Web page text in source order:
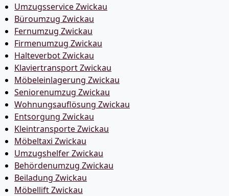
Umzugsservice Zwickau
Büroumzug Zwickau
Fernumzug Zwickau
Firmenumzug Zwickau
Halteverbot Zwickau
Klaviertransport Zwickau
Möbeleinlagerung Zwickau
Seniorenumzug Zwickau
Wohnungsauflösung Zwickau
Entsorgung Zwickau
Kleintransporte Zwickau
Möbeltaxi Zwickau
Umzugshelfer Zwickau
Behördenumzug Zwickau
Beiladung Zwickau
Möbellift Zwickau